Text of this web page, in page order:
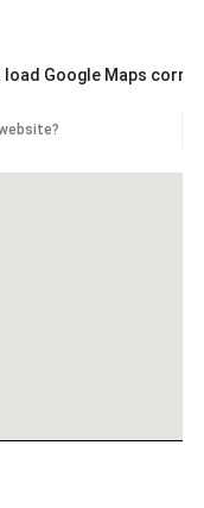
load Google Maps